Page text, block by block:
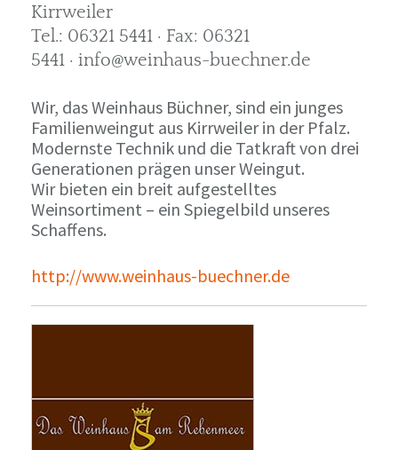
Kirrweiler
Tel.: 06321 5441 · Fax: 06321
5441 · info@weinhaus-buechner.de
Wir, das Weinhaus Büchner, sind ein junges
Familienweingut aus Kirrweiler in der Pfalz.
Modernste Technik und die Tatkraft von drei
Generationen prägen unser Weingut.
Wir bieten ein breit aufgestelltes
Weinsortiment – ein Spiegelbild unseres
Schaffens.
http://www.weinhaus-buechner.de